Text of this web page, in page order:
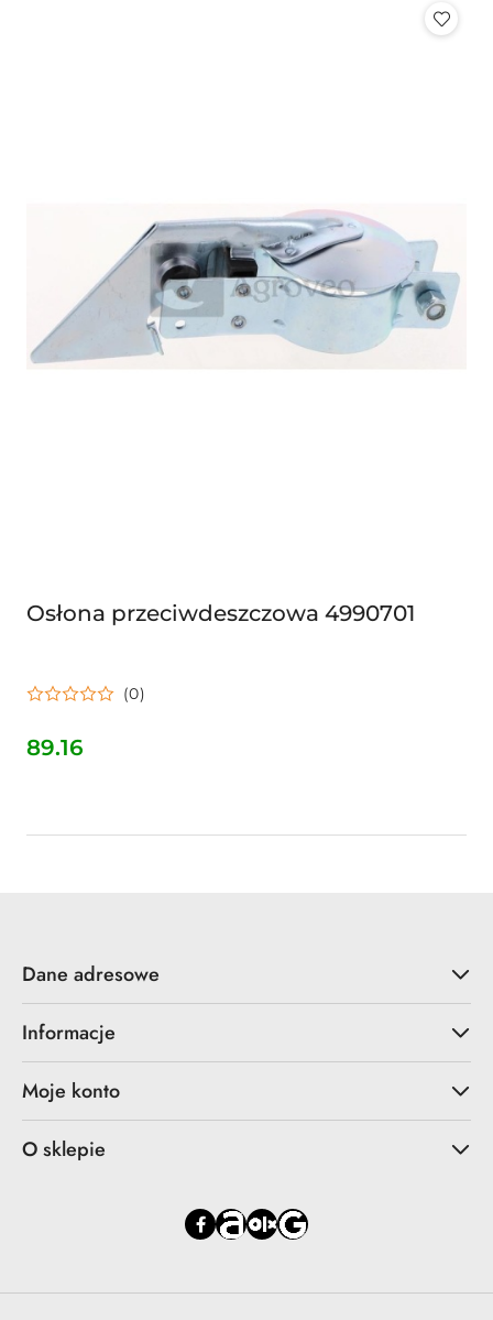
Osłona przeciwdeszczowa 4990701
(0)
Cena:
89.16
Dane adresowe
Informacje
Moje konto
O sklepie